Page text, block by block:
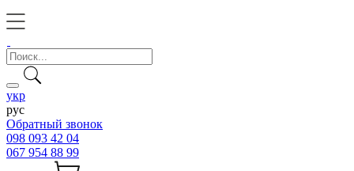
укр
рус
Обратный звонок
098 093 42 04
067 954 88 99